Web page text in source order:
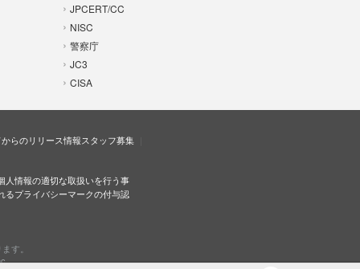
JPCERT/CC
NISC
警察庁
JC3
CISA
らのリリース情報スタッフ募集
人情報の適切な取扱いを行う事
るプライバシーマークの付与認
す。